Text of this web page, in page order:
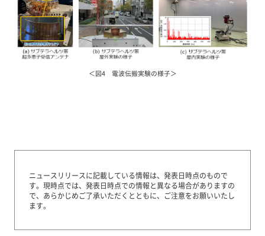
＜図4 電波伝搬実験の様子＞
ニュースリリースに記載している情報は、発表日時点のもので
す。 現時点では、発表日時点での情報と異なる場合がありますの
で、あらかじめご了承いただくとともに、ご注意をお願いいたし
ます。